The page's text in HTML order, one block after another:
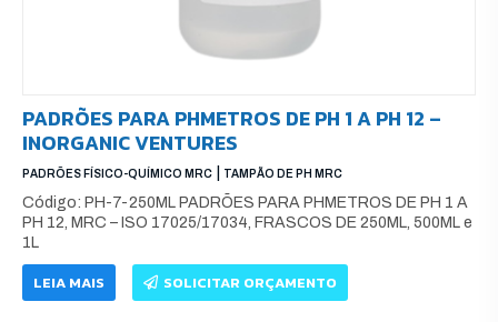
PADRÕES PARA PHMETROS DE PH 1 A PH 12 –
INORGANIC VENTURES
PADRÕES FÍSICO-QUÍMICO MRC TAMPÃO DE PH MRC
Código: PH-7-250ML PADRÕES PARA PHMETROS DE PH 1 A
PH 12, MRC – ISO 17025/17034, FRASCOS DE 250ML, 500ML e
1L
LEIA MAIS SOLICITAR ORÇAMENTO